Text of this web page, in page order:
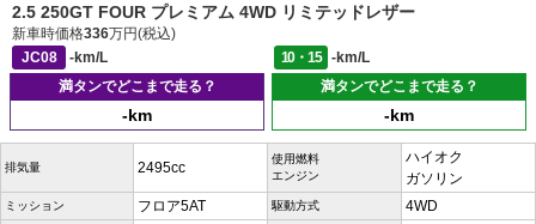
2.5 250GT FOUR プレミアム 4WD リミテッドレザー
新車時価格336万円(税込)
JC08
-km/L 10・15
-km/L
満タンでどこまで走る？
-km
満タンでどこまで走る？
-km
排気量 2495cc
使用燃料
エンジン
ハイオク
ガソリン
ミッション フロア5AT 駆動方式 4WD